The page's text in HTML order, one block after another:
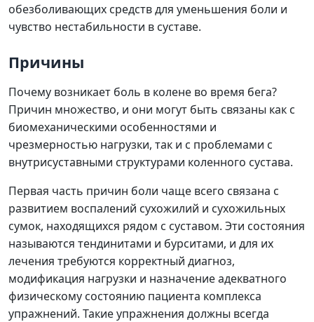
обезболивающих средств для уменьшения боли и
чувство нестабильности в суставе.
Причины
Почему возникает боль в колене во время бега?
Причин множество, и они могут быть связаны как с
биомеханическими особенностями и
чрезмерностью нагрузки, так и с проблемами с
внутрисуставными структурами коленного сустава.
Первая часть причин боли чаще всего связана с
развитием воспалений сухожилий и сухожильных
сумок, находящихся рядом с суставом. Эти состояния
называются тендинитами и бурситами, и для их
лечения требуются корректный диагноз,
модификация нагрузки и назначение адекватного
физическому состоянию пациента комплекса
упражнений. Такие упражнения должны всегда